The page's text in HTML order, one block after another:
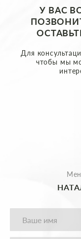
У ВАС
Для
чтобы мы